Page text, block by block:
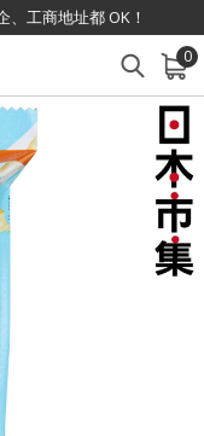
、工商地址都 OK！
0
查看